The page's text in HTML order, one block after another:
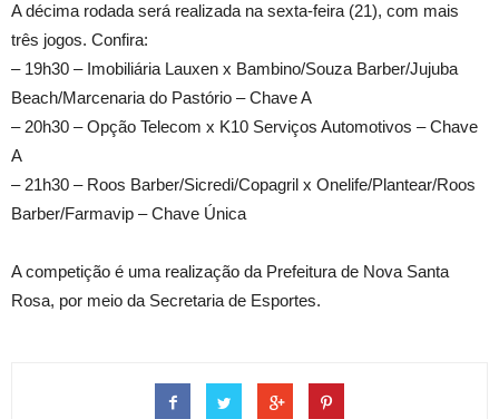
A décima rodada será realizada na sexta-feira (21), com mais
três jogos. Confira:
– 19h30 – Imobiliária Lauxen x Bambino/Souza Barber/Jujuba
Beach/Marcenaria do Pastório – Chave A
– 20h30 – Opção Telecom x K10 Serviços Automotivos – Chave
A
– 21h30 – Roos Barber/Sicredi/Copagril x Onelife/Plantear/Roos
Barber/Farmavip – Chave Única
A competição é uma realização da Prefeitura de Nova Santa
Rosa, por meio da Secretaria de Esportes.